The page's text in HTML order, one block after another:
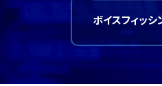
ボイスフィッシ